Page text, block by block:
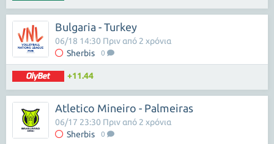
Bulgaria - Turkey
Sherbis 0
06/18 14:30 Πριν από 2 χρόνια
+11.44
Atletico Mineiro - Palmeiras
Sherbis 0
06/17 23:30 Πριν από 2 χρόνια